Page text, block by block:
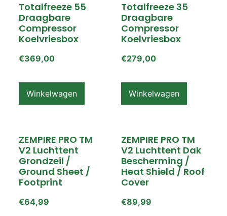
Totalfreeze 55
Draagbare
Compressor
Koelvriesbox
€369,00
Winkelwagen
Totalfreeze 35
Draagbare
Compressor
Koelvriesbox
€279,00
Winkelwagen
ZEMPIRE PRO TM
V2 Luchttent
Grondzeil /
Ground Sheet /
Footprint
€64,99
ZEMPIRE PRO TM
V2 Luchttent Dak
Bescherming /
Heat Shield / Roof
Cover
€89,99